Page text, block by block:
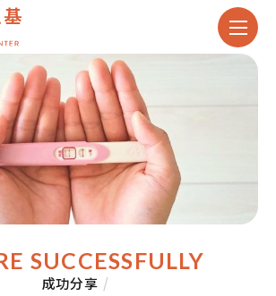
SUCCESSFULLY
成功分享 /